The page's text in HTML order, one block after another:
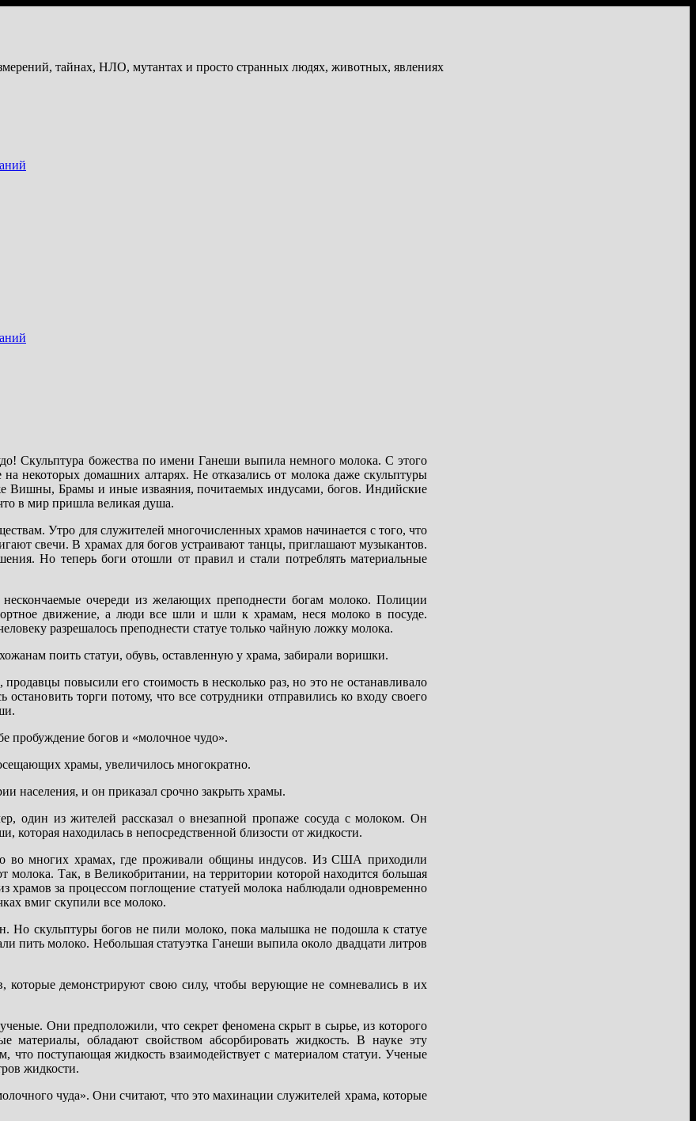
тайнах, НЛО, мутантах и просто странных людях, животных, явлениях
Скульптура божества по имени Ганеши выпила немного молока. С этого
некоторых домашних алтарях. Не отказались от молока даже скульптуры
Вишны, Брамы и иные изваяния, почитаемых индусами, богов. Индийские
в мир пришла великая душа.
Утро для служителей многочисленных храмов начинается с того, что
свечи. В храмах для богов устраивают танцы, приглашают музыкантов.
Но теперь боги отошли от правил и стали потреблять материальные
очереди из желающих преподнести богам молоко. Полиции
движение, а люди все шли и шли к храмам, неся молоко в посуде.
разрешалось преподнести статуе только чайную ложку молока.
поить статуи, обувь, оставленную у храма, забирали воришки.
повысили его стоимость в несколько раз, но это не останавливало
торги потому, что все сотрудники отправились ко входу своего
пробуждение богов и «молочное чудо».
храмы, увеличилось многократно.
населения, и он приказал срочно закрыть храмы.
один из жителей рассказал о внезапной пропаже сосуда с молоком. Он
которая находилась в непосредственной близости от жидкости.
во многих храмах, где проживали общины индусов. Из США приходили
молока. Так, в Великобритании, на территории которой находится большая
за процессом поглощение статуей молока наблюдали одновременно
вмиг скупили все молоко.
Но скульптуры богов не пили молоко, пока малышка не подошла к статуе
пить молоко. Небольшая статуэтка Ганеши выпила около двадцати литров
которые демонстрируют свою силу, чтобы верующие не сомневались в их
Они предположили, что секрет феномена скрыт в сырье, из которого
обладают свойством абсорбировать жидкость. В науке эту
поступающая жидкость взаимодействует с материалом статуи. Ученые
жидкости.
чуда». Они считают, что это махинации служителей храма, которые